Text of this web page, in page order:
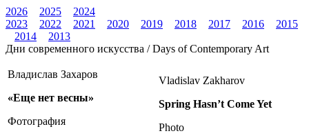
2026 2025
2024
2023
2022 2021 2020 2019 2018 2017 2016
2015
2014
2013
Дни современного искусства / Days of Contemporary Art
Владислав Захаров
«Еще нет весны»
Фотография
Vladislav Zakharov
Spring Hasn’t Come Yet
Photo